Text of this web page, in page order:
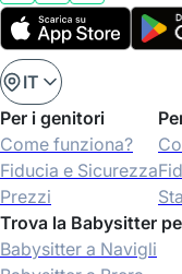
IT
Per i genitori
Come funziona?
Fiducia e Sicurezza
Prezzi
Trova la Babysitter
Babysitter a Navigli